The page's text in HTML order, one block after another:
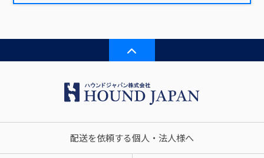
配送を依頼する個人・法人様へ